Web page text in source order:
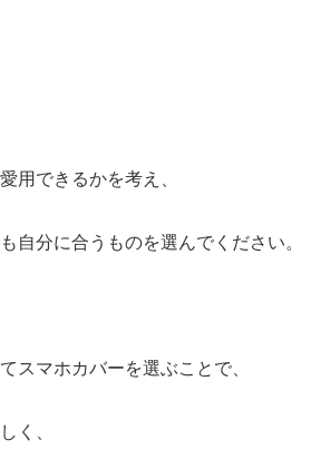
用できるかを考え、
自分に合うものを選んでください。
スマホカバーを選ぶことで、
く、